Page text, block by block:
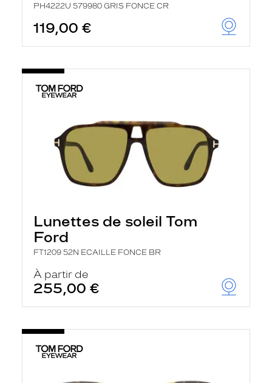
PH4222U 579980 GRIS FONCE CR
119,00 €
Lunettes de soleil Tom
Ford
FT1209 52N ECAILLE FONCE BR
À partir de
255,00 €